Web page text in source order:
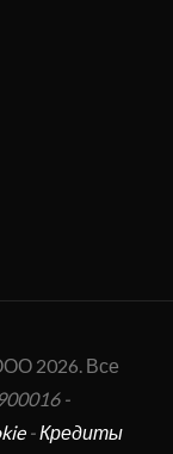
2026. Все
-
-Кредиты